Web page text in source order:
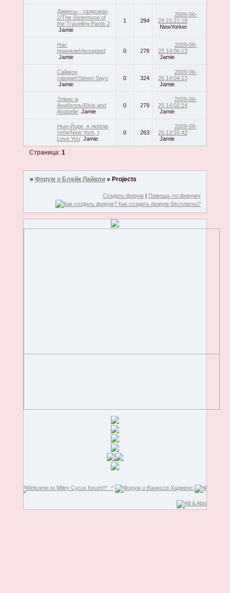
Джинсы - талисман
2/The Sisterhood of
the Traveling Pants 2
Jamie
1 294
2009-06-
29 21:21:18
NewYorker
Нас
приняли!/Accepted
Jamie
0 278
2009-06-
25 14:06:13
Jamie
Саймон
говорит/Simon Says
Jamie
0 324
2009-06-
25 14:04:13
Jamie
Элвис и
Анабелль/Elvis and
Anabelle Jamie
0 279
2009-06-
25 14:02:14
Jamie
Нью-Йорк, я люблю
тебя/New York, I
Love You Jamie
0 263
2009-06-
25 13:55:42
Jamie
Страница: 1
» Форум о Блейк Лайвли » Projects
Создать форум | Помощь по форуму